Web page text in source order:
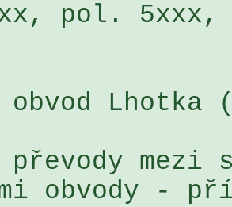
pol. 5xxx,
obvod Lhotka
mezi
obvody -